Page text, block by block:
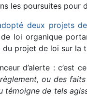
les poursuites pour
deux projets
de loi organique
du projet de loi sur
d’alerte : c’est
ou des
de tels